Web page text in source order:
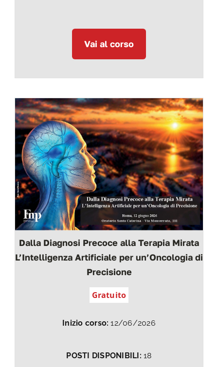
Vai al corso
Dalla Diagnosi Precoce alla Terapia Mirata
L’Intelligenza Artificiale per un’Oncologia di
Precisione
Gratuito
Inizio corso:12/06/2026
POSTI DISPONIBILI:18